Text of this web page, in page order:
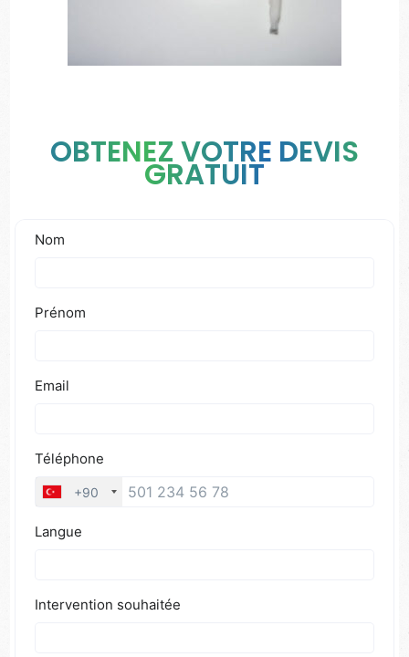
OBTENEZ VOTRE DEVIS
GRATUIT